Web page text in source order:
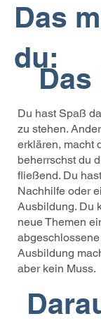
Das
du:
Das
Du hast Spaß
zu stehen.
erklären, macht
beherrschst du
fließend. Du
Nachhilfe oder
Ausbildung. Du
neue Themen
Ausbildung
aber kein Muss.